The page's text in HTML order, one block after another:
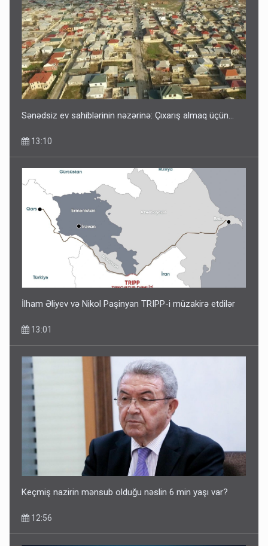
Sənədsiz ev sahiblərinin nəzərinə: Çıxarış almaq üçün...
13:10
İlham Əliyev və Nikol Paşinyan TRIPP-i müzakirə etdilər
13:01
Keçmiş nazirin mənsub olduğu nəslin 6 min yaşı var?
12:56